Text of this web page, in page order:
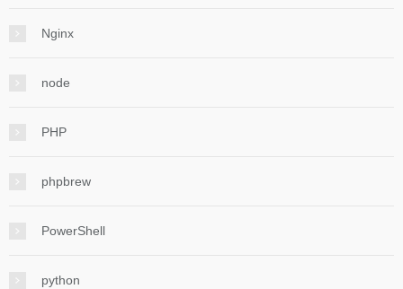
Nginx
node
PHP
phpbrew
PowerShell
python